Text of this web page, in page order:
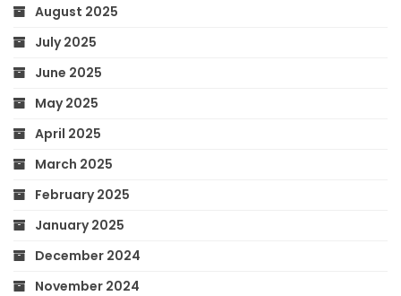
August 2025
July 2025
June 2025
May 2025
April 2025
March 2025
February 2025
January 2025
December 2024
November 2024